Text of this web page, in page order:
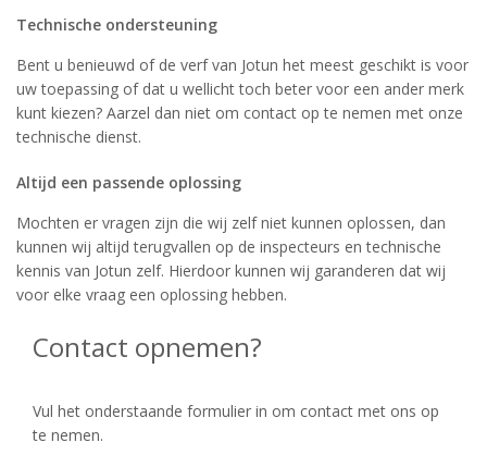
Technische ondersteuning
Bent u benieuwd of de verf van Jotun het meest geschikt is voor
uw toepassing of dat u wellicht toch beter voor een ander merk
kunt kiezen? Aarzel dan niet om contact op te nemen met onze
technische dienst.
Altijd een passende oplossing
Mochten er vragen zijn die wij zelf niet kunnen oplossen, dan
kunnen wij altijd terugvallen op de inspecteurs en technische
kennis van Jotun zelf. Hierdoor kunnen wij garanderen dat wij
voor elke vraag een oplossing hebben.
Contact opnemen?
Vul het onderstaande formulier in om contact met ons op
te nemen.